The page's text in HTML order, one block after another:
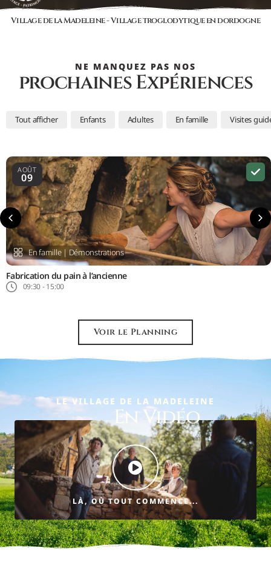
Village de la Madeleine - Village troglodytique en dordogne
NE MANQUEZ PAS NOS
prochaines Expériences
Tout afficher Enfants Adultes En famille Visites
AOÛT
09
En famille| Démonstrations
Fabrication du pain à l’ancienne
09:30 - 15:00
Voir le Planning
LE VILLAGE DE LA MADELEINE
En Vidéo
LÀ, OÙ TOUT COMMENCE...